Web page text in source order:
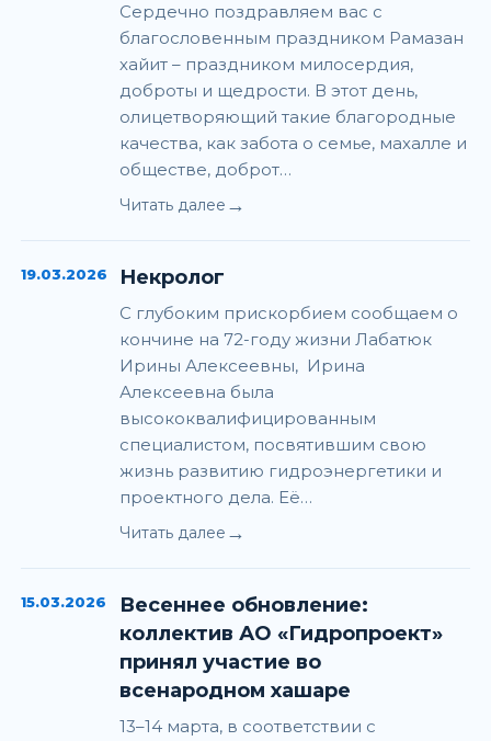
Сердечно поздравляем вас с
благословенным праздником Рамазан
хайит – праздником милосердия,
доброты и щедрости. В этот день,
олицетворяющий такие благородные
качества, как забота о семье, махалле и
обществе, доброт…
Читать далее →
19.03.2026 Некролог
С глубоким прискорбием сообщаем о
кончине на 72-году жизни Лабатюк
Ирины Алексеевны, Ирина
Алексеевна была
высококвалифицированным
специалистом, посвятившим свою
жизнь развитию гидроэнергетики и
проектного дела. Её…
Читать далее →
15.03.2026
Весеннее обновление:
коллектив АО «Гидропроект»
принял участие во
всенародном хашаре
13–14 марта, в соответствии с